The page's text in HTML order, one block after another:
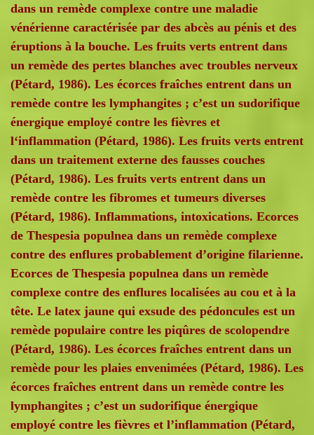
dans un remède complexe contre une maladie
vénérienne caractérisée par des abcès au pénis et des
éruptions à la bouche. Les fruits verts entrent dans
un remède des pertes blanches avec troubles nerveux
(Pétard, 1986). Les écorces fraîches entrent dans un
remède contre les lymphangites ; c’est un sudorifique
énergique employé contre les fièvres et
l‘inflammation (Pétard, 1986). Les fruits verts entrent
dans un traitement externe des fausses couches
(Pétard, 1986). Les fruits verts entrent dans un
remède contre les fibromes et tumeurs diverses
(Pétard, 1986). Inflammations, intoxications. Ecorces
de Thespesia populnea dans un remède complexe
contre des enflures probablement d’origine filarienne.
Ecorces de Thespesia populnea dans un remède
complexe contre des enflures localisées au cou et à la
tête. Le latex jaune qui exsude des pédoncules est un
remède populaire contre les piqûres de scolopendre
(Pétard, 1986). Les écorces fraîches entrent dans un
remède pour les plaies envenimées (Pétard, 1986). Les
écorces fraîches entrent dans un remède contre les
lymphangites ; c’est un sudorifique énergique
employé contre les fièvres et l’inflammation (Pétard,